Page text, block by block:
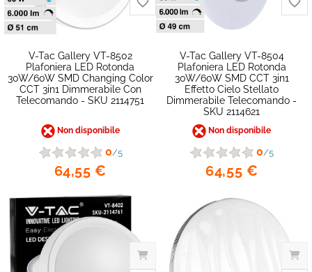
favorite_border
V-Tac Gallery VT-8502
Plafoniera LED Rotonda
30W/60W SMD Changing Color
CCT 3in1 Dimmerabile Con
Telecomando - SKU 2114751
Non disponibile
0/5
64,55 €
V-Tac Gallery VT-8504
Plafoniera LED Rotonda
30W/60W SMD CCT 3in1
Effetto Cielo Stellato
Dimmerabile Telecomando -
SKU 2114621
Non disponibile
0/5
64,55 €